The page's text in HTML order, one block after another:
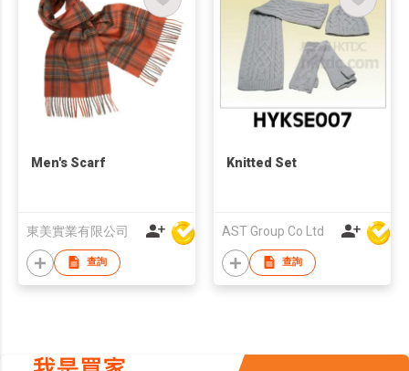
Men's Scarf
東美實業有限公司
查詢
Knitted Set
AST Group Co Ltd
查詢